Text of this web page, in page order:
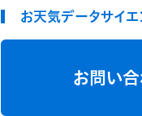
お天気データサイエ
お問い